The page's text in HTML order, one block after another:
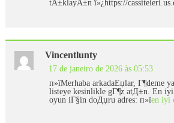
tÄ±klayÄ±n ï»¿https://
Vincentlunty
17 de janeiro de 2026 às 05:53
п»їMerhaba arkadaЕџlar,
listeye kesinlikle gГ¶z atД±n. En
oyun iГ§in doДџru adres: п»їen iyi